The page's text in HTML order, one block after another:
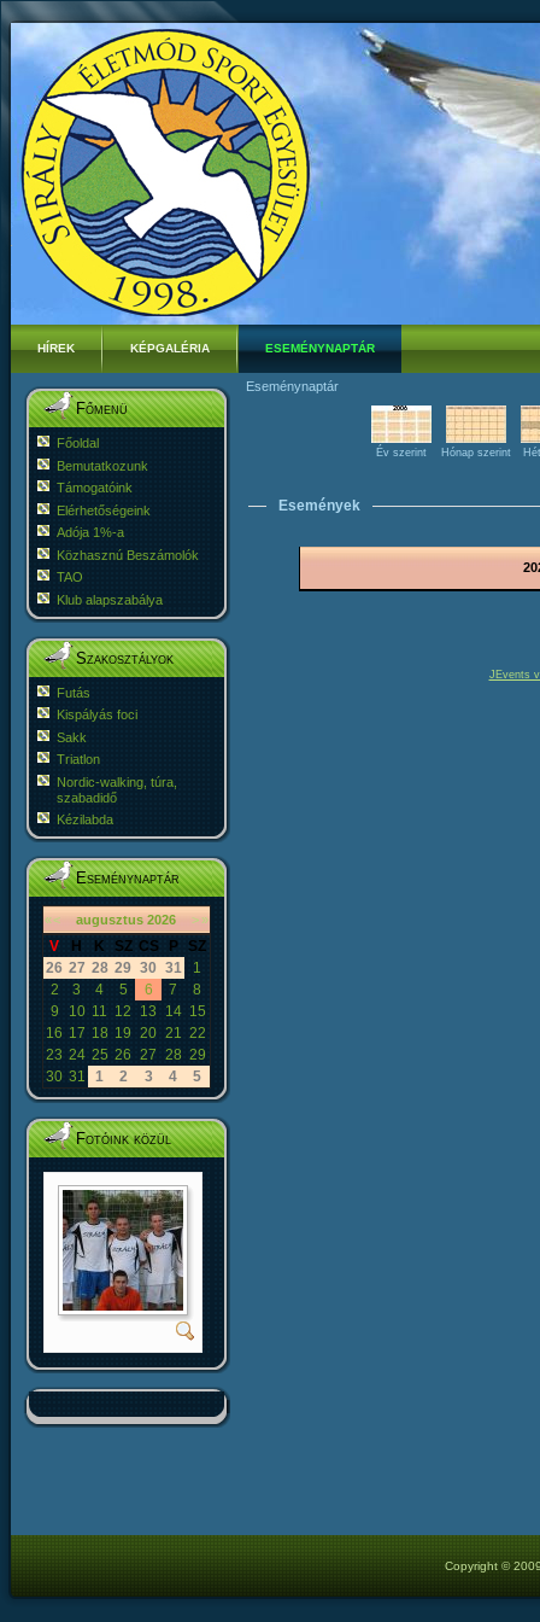
HÍREK KÉPGALÉRIA ESEMÉNYNAPTÁR
Főmenü
Főoldal
Bemutatkozunk
Támogatóink
Elérhetőségeink
Adója 1%-a
Közhasznú Beszámolók
TAO
Klub alapszabálya
Szakosztályok
Futás
Kispályás foci
Sakk
Triatlon
Nordic-walking, túra,
szabadidő
Kézilabda
Eseménynaptár
«< augusztus 2026 >»
V H K SZ CS P
SZ
26 27 28 29 30 31
1
2
3 4 5 6 7
8
9
10 11 12 13 14 15
16 17 18 19 20 21 22
23 24 25 26 27 28 29
30 31 1 2 3 4 5
Fotóink közül
Eseménynaptár
Év szerint Hónap szerint
Események
JEvents
Copyright ©